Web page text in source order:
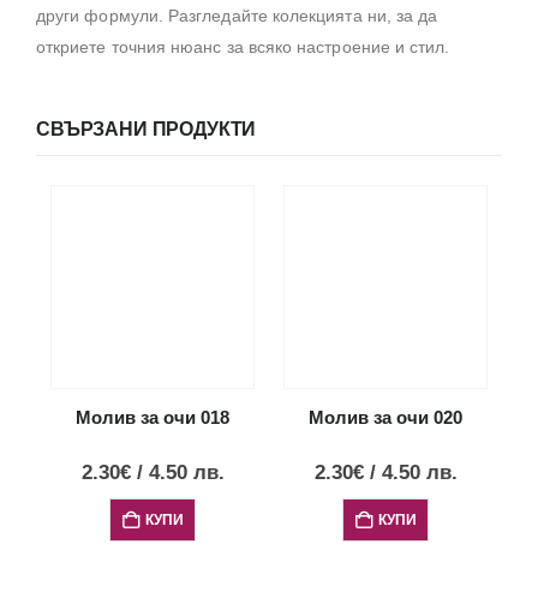
други формули. Разгледайте колекцията ни, за да
откриете точния нюанс за всяко настроение и стил.
СВЪРЗАНИ ПРОДУКТИ
Молив за очи 018
2.30€ / 4.50 лв.
КУПИ
Молив за очи 020
2.30€ / 4.50 лв.
КУПИ